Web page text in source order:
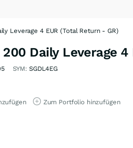
Leverage 4 EUR (Total Return - GR)
200 Daily Leverage
SYM: SGDL4EG
Zum Portfolio hinzufügen